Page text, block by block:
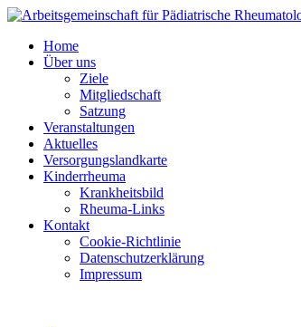
Home
Über uns
Ziele
Mitgliedschaft
Satzung
Veranstaltungen
Aktuelles
Versorgungslandkarte
Kinderrheuma
Krankheitsbild
Rheuma-Links
Kontakt
Cookie-Richtlinie
Datenschutzerklärung
Impressum